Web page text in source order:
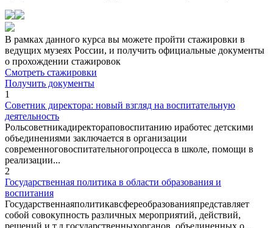
В рамках данного курса вы можете пройти стажировки в
ведущих музеях России, и получить официальные документы
о прохождении стажировок
Смотреть стажировки
Получить документы
1
Советник директора: новый взгляд на воспитательную
деятельность
Рольсоветникадиректораповоспитанию иработес детскими
объединениями заключается в организации
современноговоспитательногопроцесса в школе, помощи в
реализации...
2
Государственная политика в области образования и
воспитания
Государственнаяполитикавсфереобразованияпредставляет
собой совокупность различных мероприятий, действий,
решений и т.д.государственныхорганов, объединенных о...